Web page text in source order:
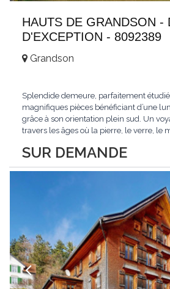
HAUTS DE GRANDSON -
D'EXCEPTION - 8092389
SUR DEMANDE
Grandson
Splendide demeure, parfaitement
magnifiques pièces bénéficiant d’une
grâce à son orientation plein sud. Un
travers les âges où la pierre, le verre, le
de Grandson, entourée de nature et